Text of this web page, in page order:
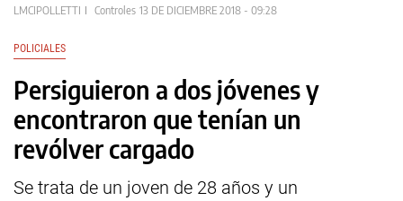
LMCIPOLLETTI Controles 13 DE DICIEMBRE 2018 - 09:28
POLICIALES
Persiguieron a dos jóvenes y
encontraron que tenían un
revólver cargado
Se trata de un joven de 28 años y un